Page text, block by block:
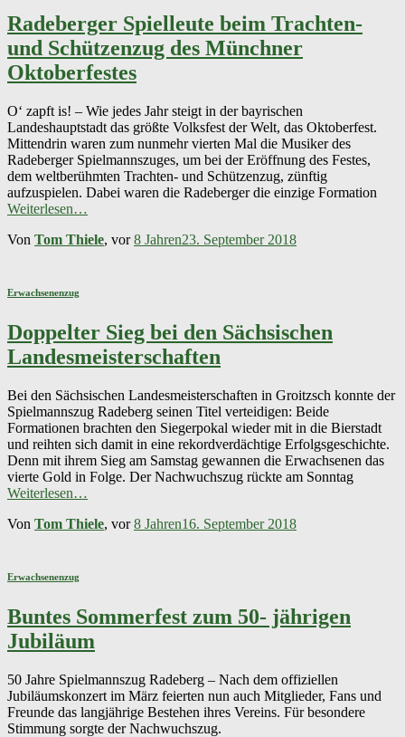
Radeberger Spielleute beim Trachten-
und Schützenzug des Münchner
Oktoberfestes
O‘ zapft is! – Wie jedes Jahr steigt in der bayrischen
Landeshauptstadt das größte Volksfest der Welt, das Oktoberfest.
Mittendrin waren zum nunmehr vierten Mal die Musiker des
Radeberger Spielmannszuges, um bei der Eröffnung des Festes,
dem weltberühmten Trachten- und Schützenzug, zünftig
aufzuspielen. Dabei waren die Radeberger die einzige Formation
Weiterlesen…
Von Tom Thiele, vor8 Jahren23. September 2018
Erwachsenenzug
Doppelter Sieg bei den Sächsischen
Landesmeisterschaften
Bei den Sächsischen Landesmeisterschaften in Groitzsch konnte der
Spielmannszug Radeberg seinen Titel verteidigen: Beide
Formationen brachten den Siegerpokal wieder mit in die Bierstadt
und reihten sich damit in eine rekordverdächtige Erfolgsgeschichte.
Denn mit ihrem Sieg am Samstag gewannen die Erwachsenen das
vierte Gold in Folge. Der Nachwuchszug rückte am Sonntag
Weiterlesen…
Von Tom Thiele, vor8 Jahren16. September 2018
Erwachsenenzug
Buntes Sommerfest zum 50- jährigen
Jubiläum
50 Jahre Spielmannszug Radeberg – Nach dem offiziellen
Jubiläumskonzert im März feierten nun auch Mitglieder, Fans und
Freunde das langjährige Bestehen ihres Vereins. Für besondere
Stimmung sorgte der Nachwuchszug.